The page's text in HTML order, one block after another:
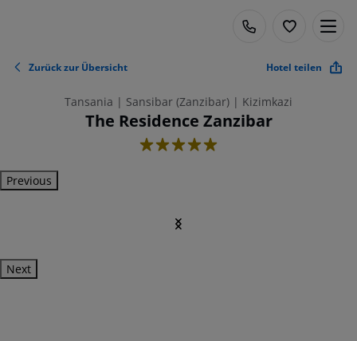
Zurück zur Übersicht Hotel teilen
Tansania | Sansibar (Zanzibar) | Kizimkazi
The Residence Zanzibar
5
Previous
Next